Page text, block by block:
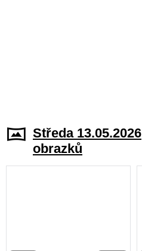
Středa 13.05.2026
obrazků